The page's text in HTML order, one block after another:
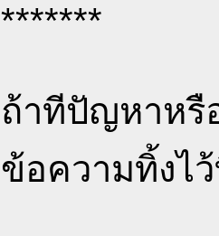
*******
ถ้าทีปัญหาหรื
ข้อความทิ้งไ